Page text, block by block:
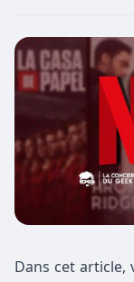
Dans cet article,